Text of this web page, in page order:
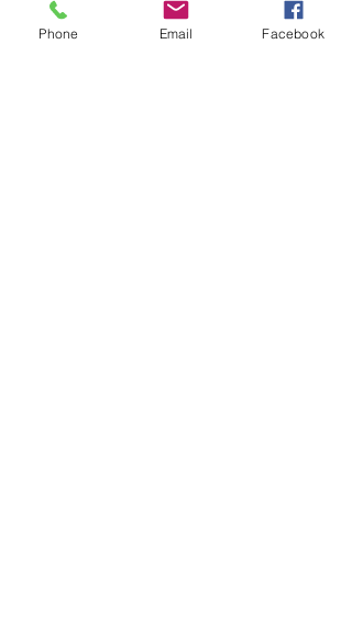
Le conseiller(ère) commercial(e) doit
comprendre les besoins des clients,
Phone Email Facebook